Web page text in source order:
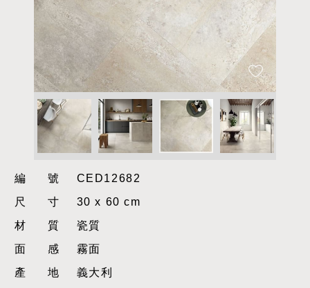
編號CED12682
尺寸30 x 60 cm
材質瓷質
面感霧面
產地義大利